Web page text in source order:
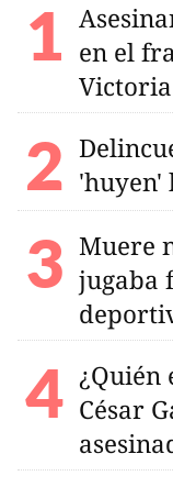
en el
'huyen'
Muere
jugaba
¿Quién
César